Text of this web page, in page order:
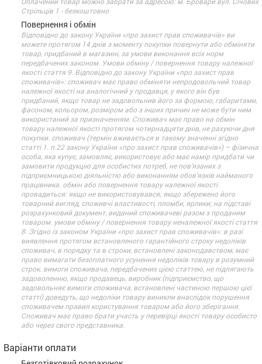
Стрільців 1 - безкоштовно
Повернення і обмін
Відповідно до закону України «про захист прав споживачів» ви
можете протягом 14 днів з моменту покупки повернути або обміняти
товар, придбаний в магазині, за умови виконання всіх норм
передбачених законом. Умови обміну / повернення товару належної
якості стаття 9. Відповідно до закону України «про захист прав
споживачів»: споживач має право обміняти непродовольчий товар
належної якості на аналогічний у продавця, у якого він був
придбаний, якщо товар не задовольнив його за формою, габаритами,
фасоном, кольором, розміром або з інших причин не може бути ним
використаний за призначенням. Споживач має право на обмін
товару належної якості протягом чотирнадцяти днів, не рахуючи дня
покупки. споживач (термін вживається в такому значенні згідно
статті 1. п.22 закону України «про захист прав споживачів») – фізична
особа, яка купує, замовляє, використовує або має намір придбати чи
замовити продукцію для особистих потреб, не пов’язаних з
підприємницькою діяльністю або виконанням обов’язків найманого
працівника. обмін або повернення товару належної якості
провадиться: якщо не використовувався; якщо збережено його
товарний вигляд, споживчі властивості, пломби, ярлики; на підставі
розрахунковий документ, виданий споживачеві разом з проданим
товаром. умови обміну / повернення товару неналежної якості стаття
8. Згідно із законом України «про захист прав споживачів»: в разі
виявлення протягом встановленого гарантійного строку недоліків
споживач, в порядку та в строки, встановлені законодавством, має
право вимагати безоплатного усунення недоліків товару в розумний
строк. вимоги споживача, передбачених цією статтею, не підлягають
задоволенню, якщо продавець, виробник (підприємство, що
задовольняє вимоги споживача, встановлені частиною першою цієї
статті) доведуть, що недоліки товару виникли внаслідок порушення
споживачем правил користування товаром або його зберігання.
Споживач має право брати участь у перевірці якості товару особисто
або через свого представника.
Варіанти оплати